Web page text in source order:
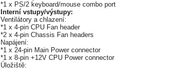
*1 x PS/2 keyboard/mouse combo port
Interní vstupy/výstupy:
Ventilátory a chlazení:
*1 x 4-pin CPU Fan header
*2 x 4-pin Chassis Fan headers
Napájení:
*1 x 24-pin Main Power connector
*1 x 8-pin +12V CPU Power connector
Úložiště: